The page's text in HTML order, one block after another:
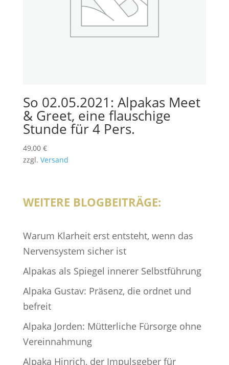
So 02.05.2021: Alpakas Meet
& Greet, eine flauschige
Stunde für 4 Pers.
49,00 €
zzgl. Versand
WEITERE BLOGBEITRÄGE:
Warum Klarheit erst entsteht, wenn das
Nervensystem sicher ist
Alpakas als Spiegel innerer Selbstführung
Alpaka Gustav: Präsenz, die ordnet und
befreit
Alpaka Jorden: Mütterliche Fürsorge ohne
Vereinnahmung
Alpaka Hinrich, der Impulsgeber für